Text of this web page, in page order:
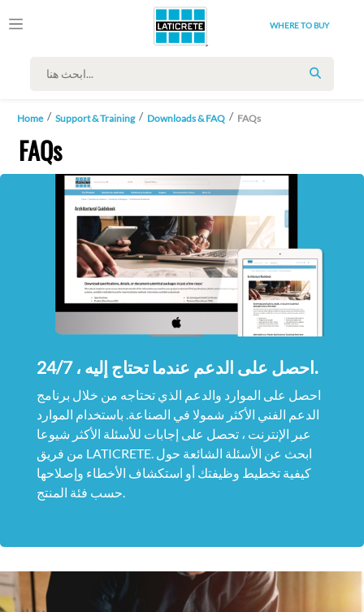
WHERE TO BUY
SEARCH
Home Support & Training Downloads & FAQ FAQs
FAQs
احصل على الدعم عندما تحتاج إليه ، 24/7.
احصل على الموارد والدعم الذي تحتاجه من خلال برنامج
الدعم الفني الأكثر شمولا في الصناعة. باستخدام الموارد
عبر الإنترنت ، تحصل على إجابات للأسئلة الأكثر شيوعا
من فريق LATICRETE. ابحث عن الأسئلة الشائعة حول
كيفية تخطيط وظيفتك أو استكشاف الأخطاء وإصلاحها
حسب فئة المنتج.